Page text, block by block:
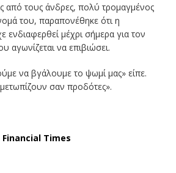
από τους άνδρες, πολύ τρομαγμένος
του, παραπονέθηκε ότι η
ενδιαφερθεί μέχρι σήμερα για τον
αγωνίζεται να επιβιώσει.
να βγάλουμε το ψωμί μας» είπε.
σαν προδότες».
Financial Times